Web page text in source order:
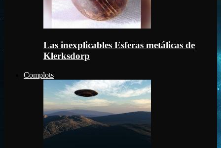
Las inexplicables Esferas metálicas de
Klerksdorp
Complots